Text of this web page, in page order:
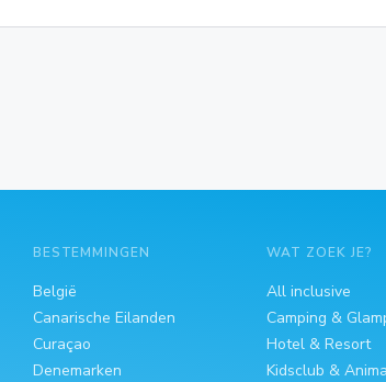
BESTEMMINGEN
België
Canarische Eilanden
Curaçao
Denemarken
WAT ZOEK JE?
All inclusive
Camping &
Hotel & Resort
Kidsclub &